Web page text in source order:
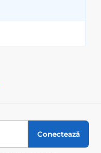
Conectează